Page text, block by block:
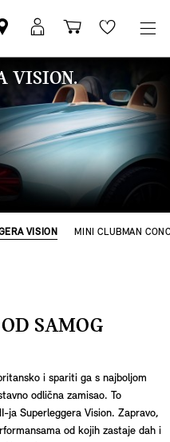
Pronađite
MINI
partnera
MyMini
prijava
KošaricaWishlist
VISION.
VISION MINI CLUBMAN
SAMOG
i spariti ga s najboljom
odlična zamisao. To
ja Superleggera Vision. Zapravo,
od kojih zastaje dah i